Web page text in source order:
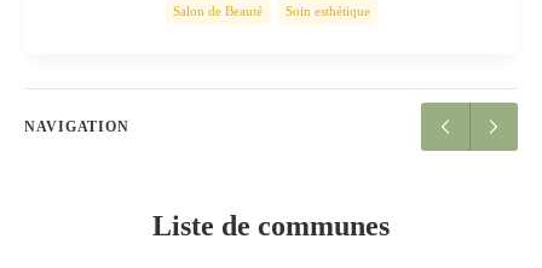
Salon de Beauté Soin esthétique
NAVIGATION
Liste de communes